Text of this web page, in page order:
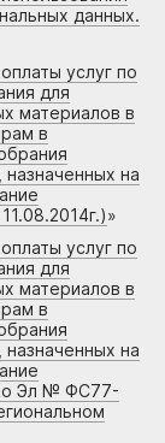
данных.
услуг по
для
материалов в
в
на
»
услуг по
для
материалов в
в
на
Эл № ФС77-